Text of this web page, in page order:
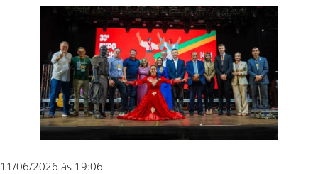
11/06/2026 às 19:06